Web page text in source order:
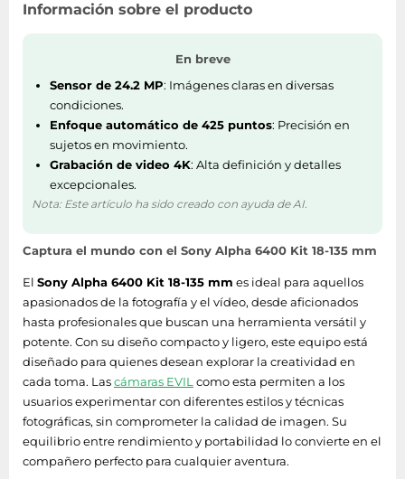
Información sobre el producto
En breve
Sensor de 24.2 MP: Imágenes claras en diversas
condiciones.
Enfoque automático de 425 puntos: Precisión en
sujetos en movimiento.
Grabación de video 4K: Alta definición y detalles
excepcionales.
Nota: Este artículo ha sido creado con ayuda de AI.
Captura el mundo con el Sony Alpha 6400 Kit 18-135 mm
El Sony Alpha 6400 Kit 18-135 mm es ideal para aquellos
apasionados de la fotografía y el vídeo, desde aficionados
hasta profesionales que buscan una herramienta versátil y
potente. Con su diseño compacto y ligero, este equipo está
diseñado para quienes desean explorar la creatividad en
cada toma. Lascámaras EVILcomo esta permiten a los
usuarios experimentar con diferentes estilos y técnicas
fotográficas, sin comprometer la calidad de imagen. Su
equilibrio entre rendimiento y portabilidad lo convierte en el
compañero perfecto para cualquier aventura.